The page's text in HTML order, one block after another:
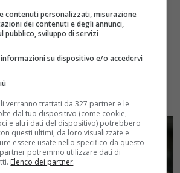
4 Agosto 2026
Gerry Scotti e La Ruota
prime time estivo di Canale 5,
il debutto di Enrico Pa
contenuti personalizzati, misurazione
dei contenuti e degli annunci,
pubblico, sviluppo di servizi
su dispositivo e/o accedervi
verranno trattati da 327 partner e le
dal tuo dispositivo (come cookie,
e altri dati del dispositivo) potrebbero
questi ultimi, da loro visualizzate e
essere usate nello specifico da questo
potremmo utilizzare dati di
Elenco dei partner.